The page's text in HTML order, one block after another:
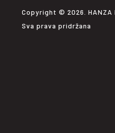
Copyright © 2026. HANZA
Sva prava pridržana